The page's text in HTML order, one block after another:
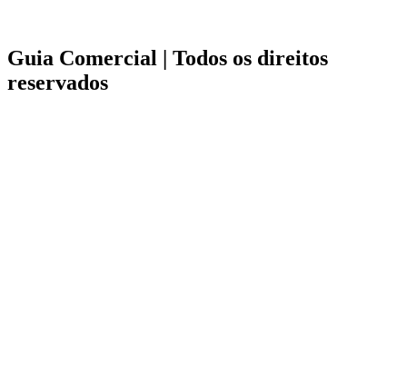
Guia Comercial | Todos os direitos
reservados